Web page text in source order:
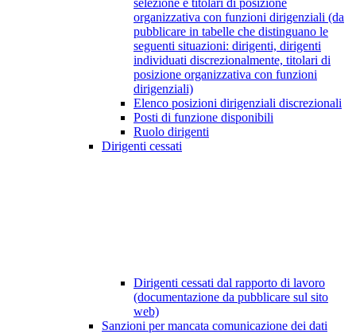
selezione e titolari di posizione
organizzativa con funzioni dirigenziali (da
pubblicare in tabelle che distinguano le
seguenti situazioni: dirigenti, dirigenti
individuati discrezionalmente, titolari di
posizione organizzativa con funzioni
dirigenziali)
Elenco posizioni dirigenziali discrezionali
Posti di funzione disponibili
Ruolo dirigenti
Dirigenti cessati
Dirigenti cessati dal rapporto di lavoro
(documentazione da pubblicare sul sito
web)
Sanzioni per mancata comunicazione dei dati